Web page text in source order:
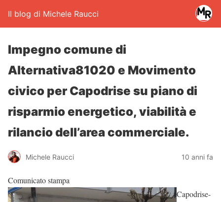
Il blog di Michele Raucci
Impegno comune di
Alternativa81020 e Movimento
civico per Capodrise su piano di
risparmio energetico, viabilità e
rilancio dell’area commerciale.
Michele Raucci 10 anni fa
Comunicato stampa
Capodrise-